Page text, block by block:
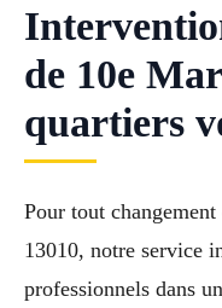
de 10e
quartiers
Pour tout
13010, notre service
professionnels dans